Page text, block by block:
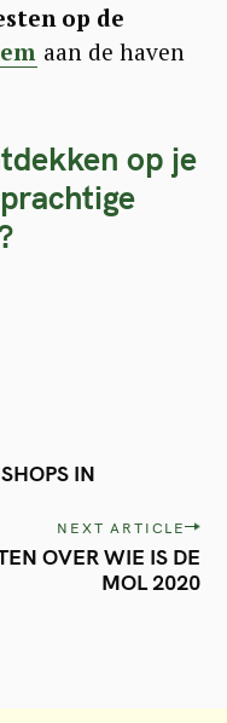
op de
aan de haven
op je
IN
NEXT ARTICLE
OVER WIE IS DE
MOL 2020